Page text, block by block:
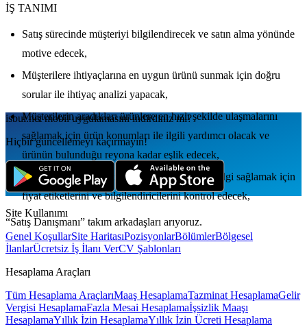
İŞ TANIMI
Satış sürecinde müşteriyi bilgilendirecek ve satın alma yönünde
motive edecek,
Müşterilere ihtiyaçlarına en uygun ürünü sunmak için doğru
sorular ile ihtiyaç analizi yapacak,
Müşterilerin aradıkları ürünlere en hızlı şekilde ulaşmalarını
sağlamak için ürün konumları ile ilgili yardımcı olacak ve
ürünün bulunduğu reyona kadar eşlik edecek,
Müşteriye ürünler ile ilgili doğru ve eksiksiz bilgi sağlamak için
fiyat etiketlerini ve bilgilendiricilerini kontrol edecek,
“Satış Danışmanı” takım arkadaşları arıyoruz.
isbul.netmobil uygulamаsını indirdiniz mi?
Hiçbir güncellemeyi kaçırmayın!
Site Kullanımı
Genel KoşullarSite HaritasıPozisyonlarBölümlerBölgesel
İlanlarÜcretsiz İş İlanı VerCV Şablonları
Hesaplama Araçları
Tüm Hesaplama AraçlarıMaaş HesaplamaTazminat HesaplamaGelir
Vergisi HesaplamaFazla Mesai Hesaplamaİşsizlik Maaşı
HesaplamaYıllık İzin HesaplamaYıllık İzin Ücreti Hesaplama